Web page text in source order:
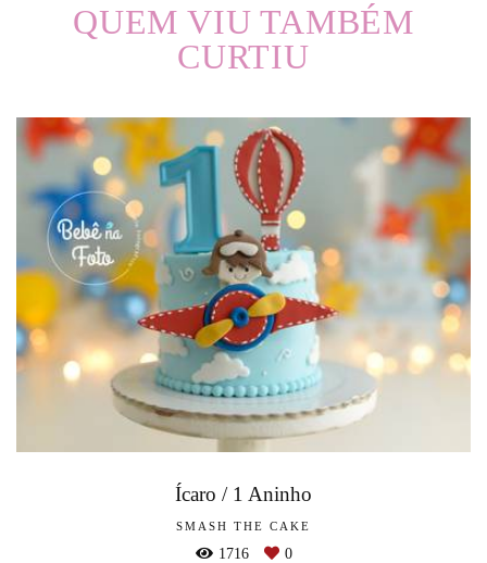
QUEM VIU TAMBÉM
CURTIU
Ícaro / 1 Aninho
SMASH THE CAKE
1716 0